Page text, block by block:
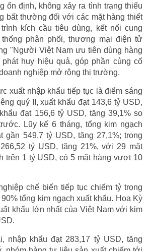
ổn định, không xảy ra tình trạng thiếu
bất thường đối với các mặt hàng thiết
kích cầu tiêu dùng, kết nối cung
phân phối, thương mại điện tử
"Người Việt Nam ưu tiên dùng hàng
huy hiệu quả, góp phần củng cố
nghiệp mở rộng thị trường.
xuất nhập khẩu tiếp tục là điểm sáng
quý II, xuất khẩu đạt 143,6 tỷ USD,
đạt 156,6 tỷ USD, tăng 39,1% so
Lũy kế 6 tháng, tổng kim ngạch
gần 549,7 tỷ USD, tăng 27,1%; trong
tỷ USD, tăng 21%, với 29 mặt
trên 1 tỷ USD, có 5 mặt hàng vượt 10
chế biến tiếp tục chiếm tỷ trọng
tổng kim ngạch xuất khẩu. Hoa Kỳ
khẩu lớn nhất của Việt Nam với kim
nhập khẩu đạt 283,17 tỷ USD, tăng